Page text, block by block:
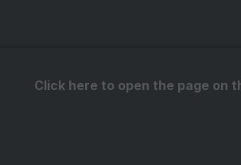
Click here to open the page on